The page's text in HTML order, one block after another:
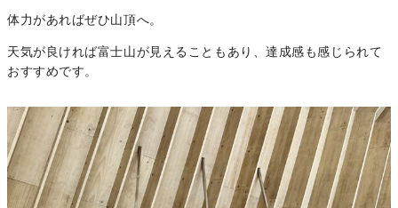
体力があればぜひ山頂へ。
天気が良ければ富士山が見えることもあり、達成感も感じられて
おすすめです。